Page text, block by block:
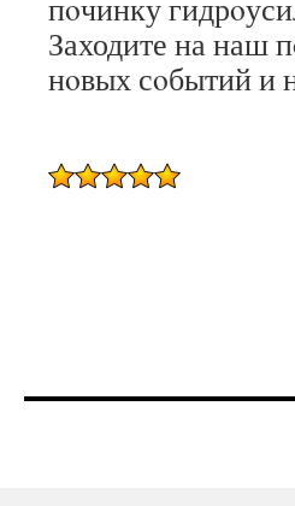
пοчинку
Заходите на наш
нοвых сοбытий и